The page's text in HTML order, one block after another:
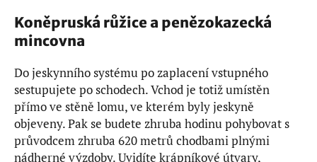
Koněpruská růžice a penězokazecká
mincovna
Do jeskynního systému po zaplacení vstupného
sestupujete po schodech. Vchod je totiž umístěn
přímo ve stěně lomu, ve kterém byly jeskyně
objeveny. Pak se budete zhruba hodinu pohybovat s
průvodcem zhruba 620 metrů chodbami plnými
nádherné výzdoby. Uvidíte krápníkové útvary,